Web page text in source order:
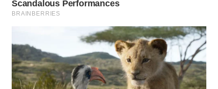
WN
KEPULAUAN
WN
TANGERANG